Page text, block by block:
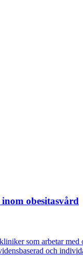
obesitasvård
som arbetar
och